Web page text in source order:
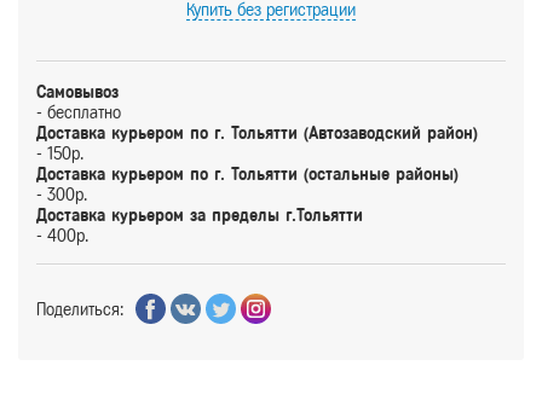
Купить без регистрации
Самовывоз
- бесплатно
Доставка курьером по г. Тольятти (Автозаводский район)
- 150р.
Доставка курьером по г. Тольятти (остальные районы)
- 300р.
Доставка курьером за пределы г.Тольятти
- 400р.
Поделиться: